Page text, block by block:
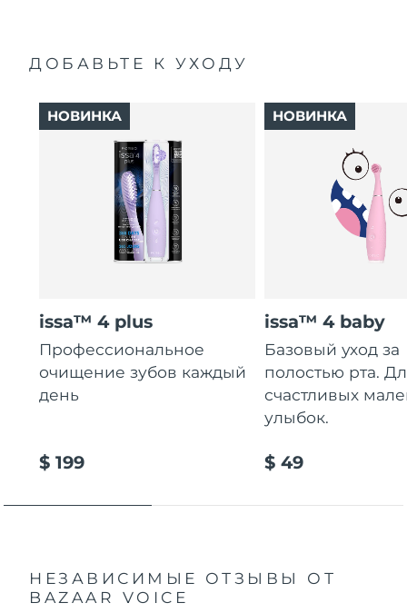
ДОБАВЬТЕ К УХОДУ
issa™ 4 plus
Профессиональное
очищение зубов каждый
день
$ 199
НОВИНКА
issa™ 4 baby
Базовый уход за
полостью рта.
счастливых
улыбок.
$ 49
НОВИНКА
НЕЗАВИСИМЫЕ ОТЗЫВЫ
ОТ
BAZAAR VOICE